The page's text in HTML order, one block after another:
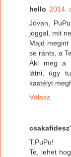
hello 2014.
Jóvan,
joggal, mit
Majd megint
se ránts, a
Aki meg a
látni, úgy
kastélyt
Válasz
T.PuPu!
Te, lehet